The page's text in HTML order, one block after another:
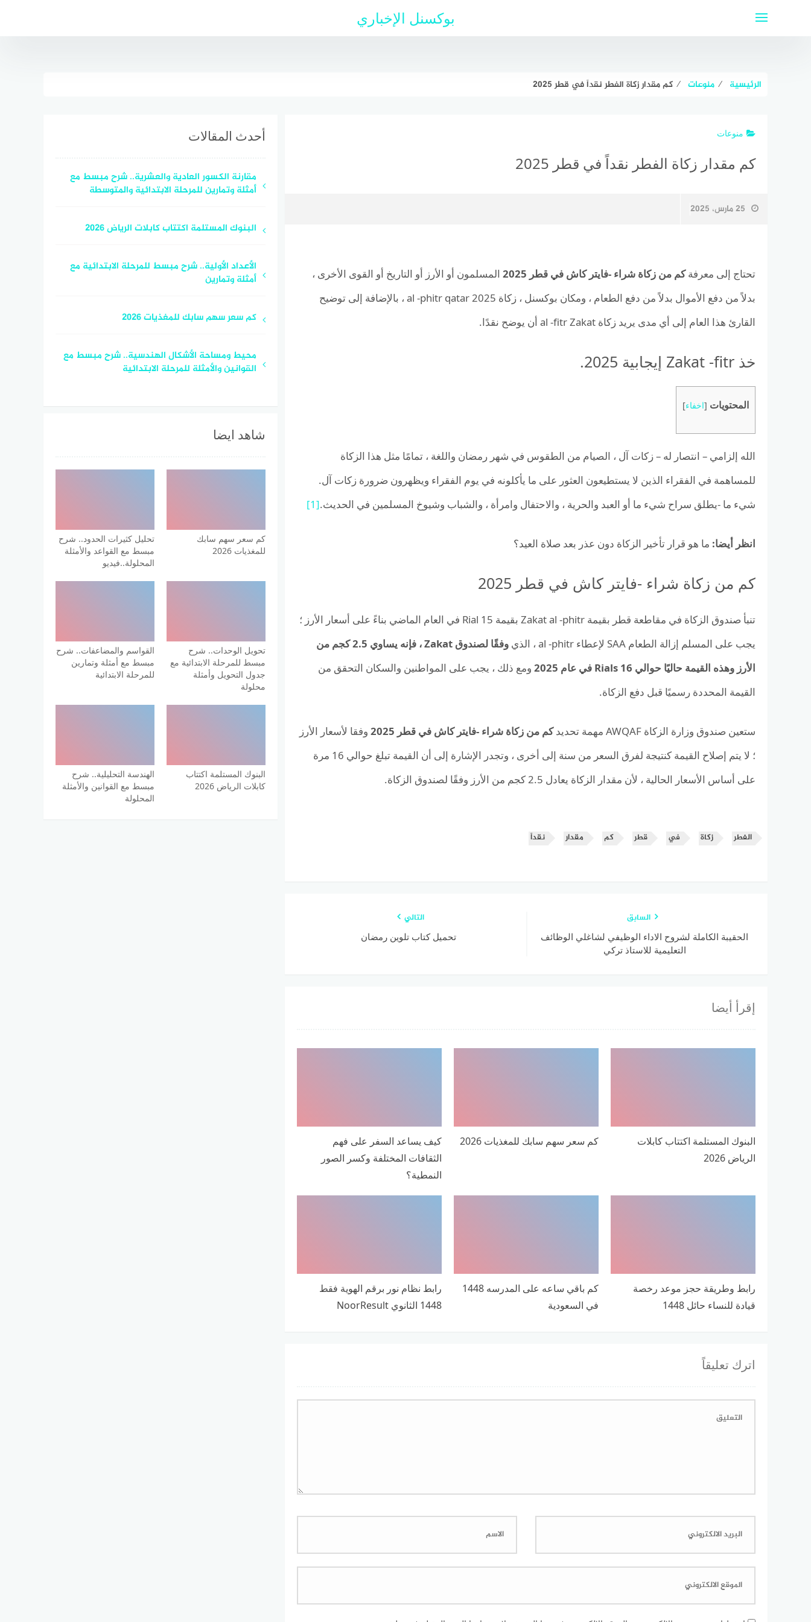
بوكسنل الإخباري
الرئيسية ⁄ منوعات ⁄ كم مقدار زكاة الفطر نقداً في قطر 2025
منوعات
كم مقدار زكاة الفطر نقداً في قطر 2025
25 مارس، 2025
تحتاج إلى معرفةكم من زكاة شراء -فايتر كاش في قطر 2025
المسلمون أو الأرز أو التاريخ أو القوى الأخرى ،
بدلاً من دفع الأموال بدلاً من دفع الطعام ، ومكان بوكسنل ، زكاة al -phitr qatar 2025 ، بالإضافة إلى توضيح
القارئ هذا العام إلى أي مدى يريد زكاة al -fitr Zakat أن يوضح نقدًا.
خذ Zakat -fitr إيجابية 2025.
المحتويات [اخفاء]
الله إلزامي – انتصار له – زكات آل ، الصيام من الطقوس في شهر رمضان واللغة ، تمامًا مثل هذا الزكاة
للمساهمة في الفقراء الذين لا يستطيعون العثور على ما يأكلونه في يوم الفقراء ويظهرون ضرورة زكات آل.
شيء ما -يطلق سراح شيء ما أو العبد والحرية ، والاحتفال وامرأة ، والشباب وشيوخ المسلمين في الحديث.[1]
انظر أيضا: ما هو قرار تأخير الزكاة دون عذر بعد صلاة العيد؟
كم من زكاة شراء -فايتر كاش في قطر 2025
تنبأ صندوق الزكاة في مقاطعة قطر بقيمة Zakat al -phitr بقيمة 15 Rial في العام الماضي بناءً على أسعار الأرز ؛
يجب على المسلم إزالة الطعام SAA لإعطاء al -phitr ، الذي
وفقًا لصندوق Zakat ، فإنه يساوي 2.5 كجم من
الأرز وهذه القيمة حاليًا حوالي 16 Rials في عام 2025
ومع ذلك ، يجب على المواطنين والسكان التحقق من
القيمة المحددة رسميًا قبل دفع الزكاة.
ستعين صندوق وزارة الزكاة AWQAF مهمة تحديد كم من زكاة شراء -فايتر كاش في قطر 2025
وفقا لأسعار الأرز
؛ لا يتم إصلاح القيمة كنتيجة لفرق السعر من سنة إلى أخرى ، وتجدر الإشارة إلى أن القيمة تبلغ حوالي 16 مرة
على أساس الأسعار الحالية ، لأن مقدار الزكاة يعادل 2.5 كجم من الأرز وفقًا لصندوق الزكاة.
الفطر زكاة في قطر كم مقدار نقداً
السابق
الحقيبة الكاملة لشروح الاداء الوظيفي لشاغلي الوظائف
التعليمية للاستاذ تركي
التالي
تحميل كتاب تلوين رمضان
إقرأ أيضا
البنوك المستلمة اكتتاب كابلات
الرياض 2026
كم سعر سهم سابك للمغذيات 2026
كيف يساعد السفر على فهم
الثقافات المختلفة وكسر الصور
النمطية؟
رابط وطريقة حجز موعد رخصة
قيادة للنساء حائل 1448
كم باقي ساعه على المدرسه 1448
في السعودية
رابط نظام نور برقم الهوية فقط
1448 الثانوي NoorResult
اترك تعليقاً
أحدث المقالات
مقارنة الكسور العادية والعشرية.. شرح مبسط مع
أمثلة وتمارين للمرحلة الابتدائية والمتوسطة
البنوك المستلمة اكتتاب كابلات الرياض 2026
الأعداد الأولية.. شرح مبسط للمرحلة الابتدائية مع
أمثلة وتمارين
كم سعر سهم سابك للمغذيات 2026
محيط ومساحة الأشكال الهندسية.. شرح مبسط مع
القوانين والأمثلة للمرحلة الابتدائية
شاهد ايضا
كم سعر سهم سابك
للمغذيات 2026
تحليل كثيرات الحدود.. شرح
مبسط مع القواعد والأمثلة
المحلولة..فيديو
تحويل الوحدات.. شرح
مبسط للمرحلة الابتدائية مع
جدول التحويل وأمثلة
محلولة
القواسم والمضاعفات.. شرح
مبسط مع أمثلة وتمارين
للمرحلة الابتدائية
البنوك المستلمة اكتتاب
كابلات الرياض 2026
الهندسة التحليلية.. شرح
مبسط مع القوانين والأمثلة
المحلولة